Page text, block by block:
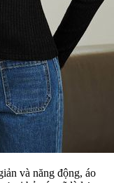
và năng động, áo